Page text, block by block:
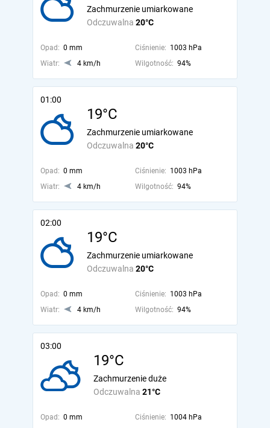
Odczuwalna 20°C
Zachmurzenie umiarkowane
Opad: 0 mm Ciśnienie: 1003 hPa
Wiatr:
4 km/h Wilgotność: 94%
01:00
19°C
Odczuwalna 20°C
Zachmurzenie umiarkowane
Opad: 0 mm Ciśnienie: 1003 hPa
Wiatr:
4 km/h Wilgotność: 94%
02:00
19°C
Odczuwalna 20°C
Zachmurzenie umiarkowane
Opad: 0 mm Ciśnienie: 1003 hPa
Wiatr:
4 km/h Wilgotność: 94%
03:00
19°C
Odczuwalna 21°C
Zachmurzenie duże
Opad: 0 mm Ciśnienie: 1004 hPa